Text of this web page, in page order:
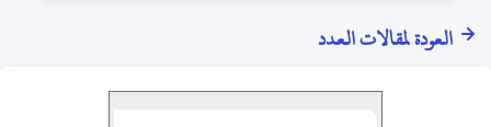
العودة لمقالات العدد